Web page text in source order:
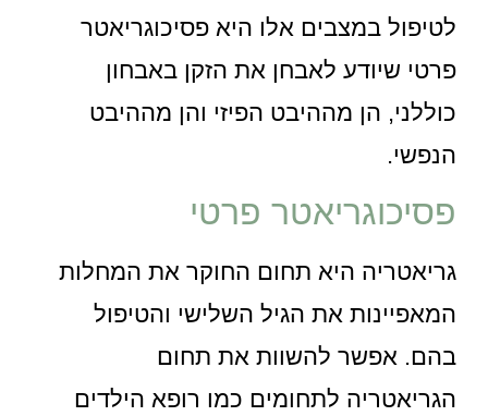
לטיפול במצבים אלו היא פסיכוגריאטר
פרטי שיודע לאבחן את הזקן באבחון
כוללני, הן מההיבט הפיזי והן מההיבט
הנפשי.
פסיכוגריאטר פרטי
גריאטריה היא תחום החוקר את המחלות
המאפיינות את הגיל השלישי והטיפול
בהם. אפשר להשוות את תחום
הגריאטריה לתחומים כמו רופא הילדים